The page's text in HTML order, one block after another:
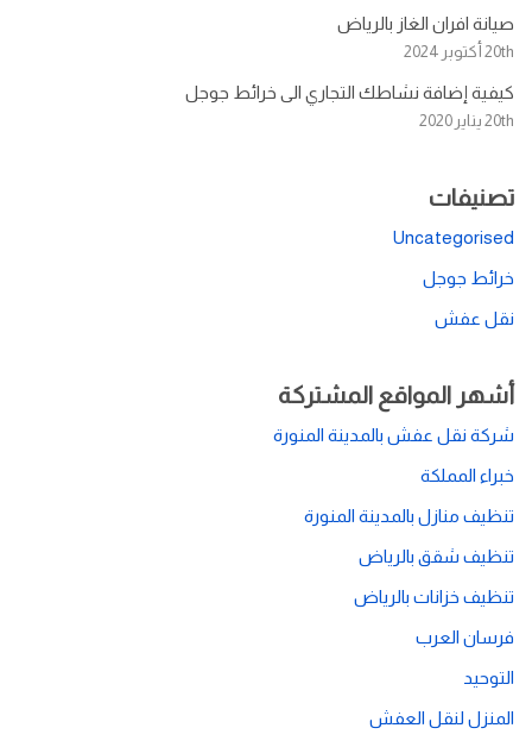
صيانة افران الغاز بالرياض
20th أكتوبر 2024
كيفية إضافة نشاطك التجاري الى خرائط جوجل
20th يناير 2020
تصنيفات
Uncategorised
خرائط جوجل
نقل عفش
أشهر المواقع المشتركة
شركة نقل عفش بالمدينة المنورة
خبراء المملكة
تنظيف منازل بالمدينة المنورة
تنظيف شقق بالرياض
تنظيف خزانات بالرياض
فرسان العرب
التوحيد
المنزل لنقل العفش